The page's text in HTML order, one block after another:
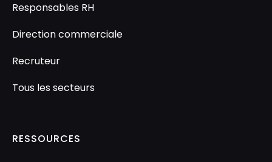
Responsables RH
Direction commerciale
Recruteur
Tous les secteurs
RESSOURCES